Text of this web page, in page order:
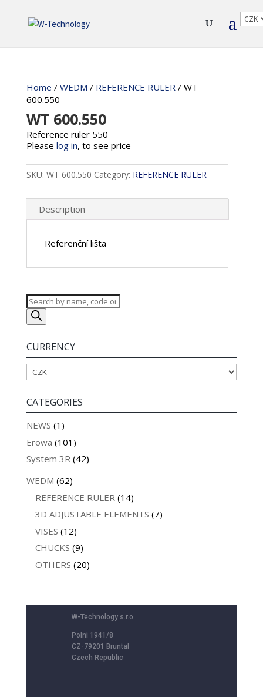
Home / WEDM / REFERENCE RULER/ WT
600.550
WT 600.550
Please log in, to see price
Reference ruler 550
SKU: WT 600.550 Category: REFERENCE RULER
Description
Referenční lišta
Products
search
CURRENCY
CATEGORIES
NEWS (1)
Erowa (101)
System 3R (42)
WEDM (62)
REFERENCE RULER (14)
3D ADJUSTABLE ELEMENTS (7)
VISES (12)
CHUCKS (9)
OTHERS (20)
W-Technology s.r.o.
Polni 1941/8
CZ-79201 Bruntal
Czech Republic